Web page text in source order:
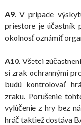
A9. V prípade
priestore je účastník
okolnosť oznámiť
A10. Všetci
si zrak ochrannými
budú kontrolovať
zraku. Porušenie
vylúčenie z hry bez
hráč taktiež dostáva